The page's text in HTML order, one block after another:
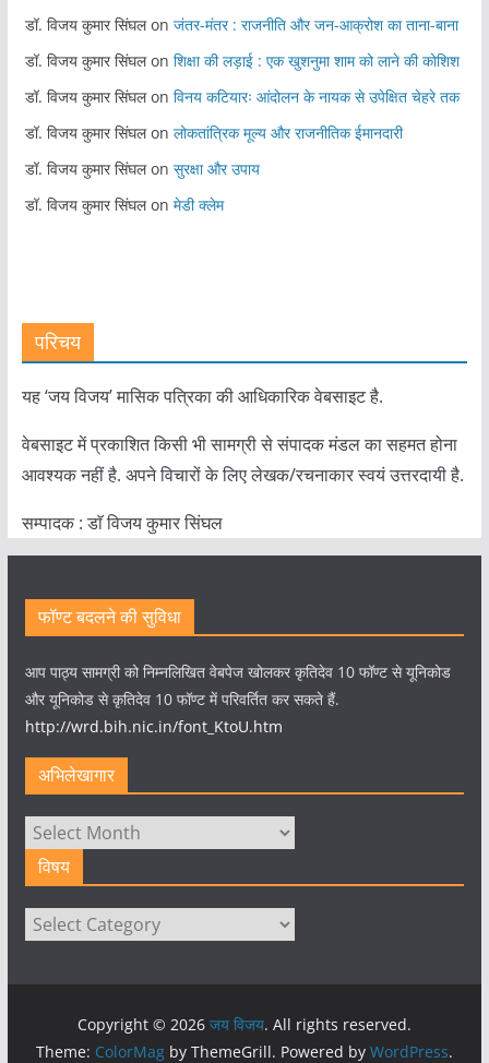
डॉ. विजय कुमार सिंघलon जंतर-मंतर : राजनीति और जन-आक्रोश का ताना-बाना
डॉ. विजय कुमार सिंघलon शिक्षा की लड़ाई : एक खुशनुमा शाम को लाने की कोशिश
डॉ. विजय कुमार सिंघलon विनय कटियारः आंदोलन के नायक से उपेक्षित चेहरे तक
डॉ. विजय कुमार सिंघलon लोकतांत्रिक मूल्य और राजनीतिक ईमानदारी
डॉ. विजय कुमार सिंघलon सुरक्षा और उपाय
डॉ. विजय कुमार सिंघलon मेडी क्लेम
परिचय
यह ‘जय विजय’ मासिक पत्रिका की आधिकारिक वेबसाइट है.
वेबसाइट में प्रकाशित किसी भी सामग्री से संपादक मंडल का सहमत होना
आवश्यक नहीं है. अपने विचारों के लिए लेखक/रचनाकार स्वयं उत्तरदायी है.
सम्पादक : डाॅ विजय कुमार सिंघल
फॉण्ट बदलने की सुविधा
आप पाठ्य सामग्री को निम्नलिखित वेबपेज खोलकर कृतिदेव 10 फॉण्ट से यूनिकोड
और यूनिकोड से कृतिदेव 10 फॉण्ट में परिवर्तित कर सकते हैं.
http://wrd.bih.nic.in/font_KtoU.htm
अभिलेखागार
अभिलेखागार
विषय
विषय
Copyright © 2026 जय विजय. All rights reserved.
Theme: ColorMagby ThemeGrill. Powered by WordPress.